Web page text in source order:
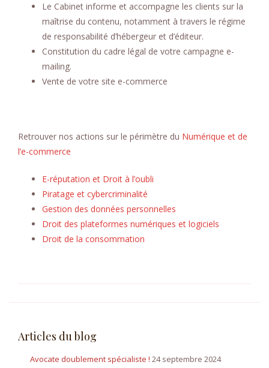
Le Cabinet informe et accompagne les clients sur la
maîtrise du contenu, notamment à travers le régime
de responsabilité d’hébergeur et d’éditeur.
Constitution du cadre légal de votre campagne e-
mailing.
Vente de votre site e-commerce
Retrouver nos actions sur le périmètre du Numérique et de
l’e-commerce
E-réputation et Droit à l’oubli
Piratage et cybercriminalité
Gestion des données personnelles
Droit des plateformes numériques et logiciels
Droit de la consommation
Articles du blog
Avocate doublement spécialiste ! 24 septembre 2024